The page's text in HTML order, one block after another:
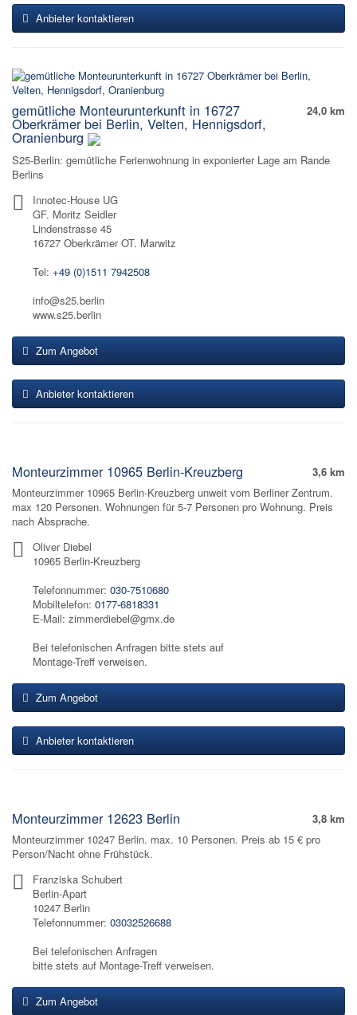
Anbieter kontaktieren
24,0 km
gemütliche Monteurunterkunft in 16727
Oberkrämer bei Berlin, Velten, Hennigsdorf,
Oranienburg
S25-Berlin: gemütliche Ferienwohnung in exponierter Lage am Rande
Berlins
Innotec-House UG
GF. Moritz Seidler
Lindenstrasse 45
16727 Oberkrämer OT. Marwitz
Tel: +49 (0)1511 7942508
info@s25.berlin
www.s25.berlin
Zum Angebot
Anbieter kontaktieren
3,6 km
Monteurzimmer 10965 Berlin-Kreuzberg
Monteurzimmer 10965 Berlin-Kreuzberg unweit vom Berliner Zentrum.
max 120 Personen. Wohnungen für 5-7 Personen pro Wohnung. Preis
nach Absprache.
Oliver Diebel
10965 Berlin-Kreuzberg
Telefonnummer: 030-7510680
Mobiltelefon: 0177-6818331
E-Mail: zimmerdiebel@gmx.de
Bei telefonischen Anfragen bitte stets auf
Montage-Treff verweisen.
Zum Angebot
Anbieter kontaktieren
3,8 km
Monteurzimmer 12623 Berlin
Monteurzimmer 10247 Berlin. max. 10 Personen. Preis ab 15 € pro
Person/Nacht ohne Frühstück.
Franziska Schubert
Berlin-Apart
10247 Berlin
Telefonnummer: 03032526688
Bei telefonischen Anfragen
bitte stets auf Montage-Treff verweisen.
Zum Angebot